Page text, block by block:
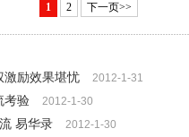
1 2 下一页>>
激励效果堪忧
2012-1-31
考验 2012-1-30
易华录 2012-1-30